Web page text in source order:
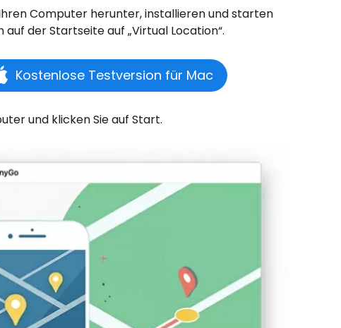
Computer herunter, installieren und starten
auf der Startseite auf „Virtual Location“.
Kostenlose Testversion für Mac
und klicken Sie auf Start.